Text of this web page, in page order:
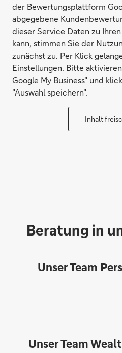
der Bewertungsplattform
abgegebene
dieser Service Daten zu
kann, stimmen Sie der
zunächst zu. Per Klick
Einstellungen. Bitte
Google My Business" und
"Auswahl speichern".
Inhalt
Beratung in
Unser Team
Unser Team